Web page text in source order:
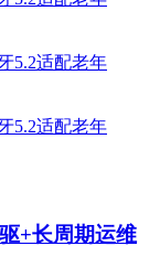
+长周期运维